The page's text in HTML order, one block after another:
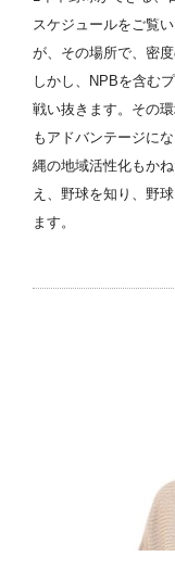
スケジュールをご覧
が、その場所で、密
しかし、NPBを含む
戦い抜きます。その
もアドバンテージに
縄の地域活性化もか
え、野球を知り、野
ます。